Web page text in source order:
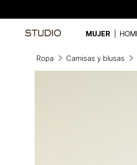
MUJER
Ropa Camisas y blusas